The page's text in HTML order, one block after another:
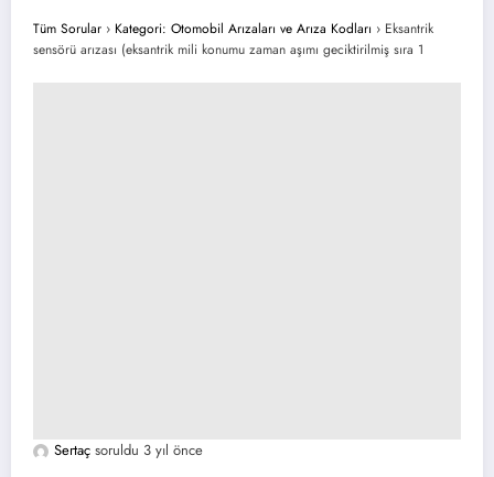
Tüm Sorular › Kategori: Otomobil Arızaları ve Arıza Kodları › Eksantrik
sensörü arızası (eksantrik mili konumu zaman aşımı geciktirilmiş sıra 1
Sertaç soruldu 3 yıl önce